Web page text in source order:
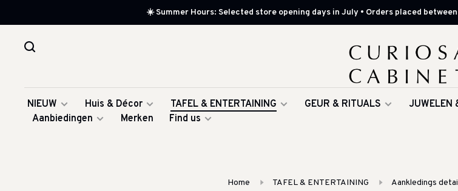
☀️ Summer Hours: Selected store opening days in July • Orders placed
NIEUW Huis & Décor TAFEL & ENTERTAINING GEUR & RITUALS JUWELEN
Aanbiedingen
Merken Find us
Home TAFEL & ENTERTAINING Aankledings